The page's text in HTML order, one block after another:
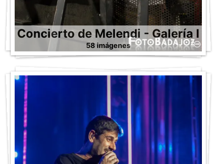
Concierto de Melendi - Galería I
58 imágenes